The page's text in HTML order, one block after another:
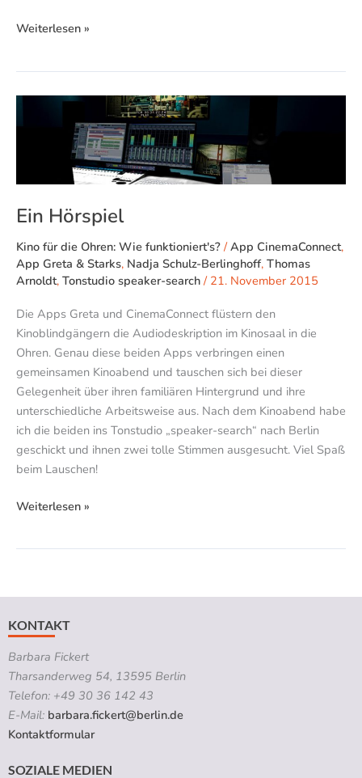
Weiterlesen »
Ein Hörspiel
Kino für die Ohren: Wie funktioniert's? /App CinemaConnect,
App Greta & Starks, Nadja Schulz-Berlinghoff, Thomas
Arnoldt, Tonstudio speaker-search / 21. November 2015
Die Apps Greta und CinemaConnect flüstern den
Kinoblindgängern die Audiodeskription im Kinosaal in die
Ohren. Genau diese beiden Apps verbringen einen
gemeinsamen Kinoabend und tauschen sich bei dieser
Gelegenheit über ihren familiären Hintergrund und ihre
unterschiedliche Arbeitsweise aus. Nach dem Kinoabend habe
ich die beiden ins Tonstudio „speaker-search“ nach Berlin
geschickt und ihnen zwei tolle Stimmen ausgesucht. Viel Spaß
beim Lauschen!
Hörspiel
Weiterlesen »
KONTAKT
Barbara Fickert
Tharsanderweg 54, 13595 Berlin
Telefon: +49 30 36 142 43
E-Mail: barbara.fickert@berlin.de
Kontaktformular
SOZIALE MEDIEN